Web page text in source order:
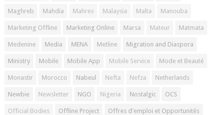
Maghreb Mahdia Mahres Malaysia Malta Manouba
Marketing Offline Marketing Online Marsa Mateur Matmata
Medenine Media MENA Metline Migration and Diaspora
Ministry Mobile Mobile App Mobile Service Mode et Beauté
Monastir Morocco Nabeul Nefta Nefza Netherlands
Newbie Newsletter NGO Nigeria Nostalgic OCS
Official Bodies Offline Project Offres d'emploi et Opportunités